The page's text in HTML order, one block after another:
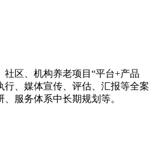
区、机构养老项目“平台+产品
行、媒体宣传、评估、汇报等全案
服务体系中长期规划等。